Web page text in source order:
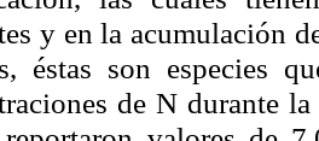
y en la acumulación
éstas son especies
de N durante